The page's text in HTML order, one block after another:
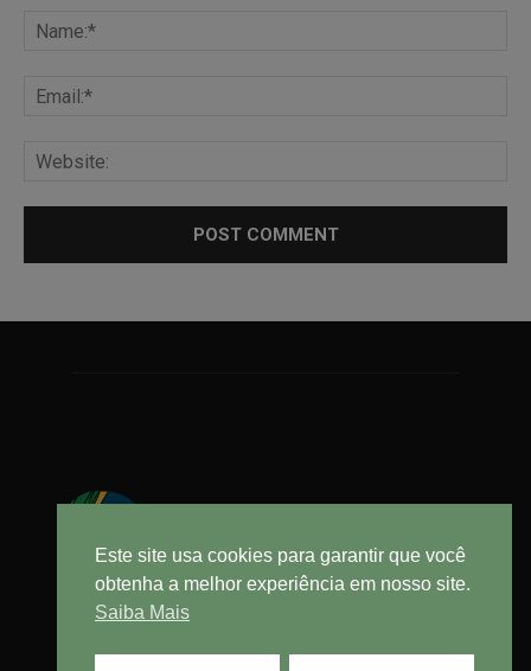
Este site usa cookies para garantir que você
obtenha a melhor experiência em nosso site.
Saiba Mais